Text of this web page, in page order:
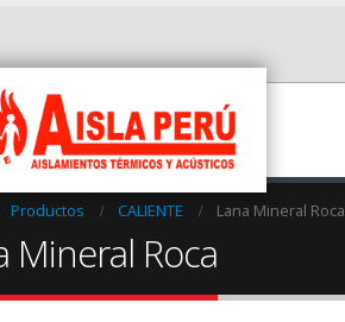
Productos CALIENTE Lana Mineral Roca
Mineral Roca